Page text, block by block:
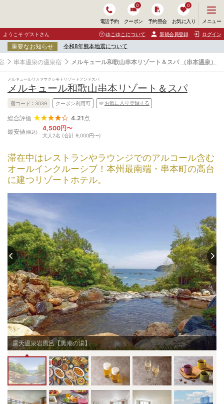
電話予約 クーポン
0
予約照会 お気に入り
0
ニ
ュ
ー
開
く
メニュー
ようこそ ゲストさん ゆこゆこについて 新規会員登録 ログイン
重要なお知らせ 令和8年熊本地震について
串本温泉の温泉宿 メルキュール和歌山串本リゾート＆スパ （串本温泉）
メルキュールワカヤマクシモトリゾートアンドスパ
メルキュール和歌山串本リゾート＆スパ
宿コード : 3039 クーポン利用可 お気に入り登録する
総合評価 4.21 点
最安値(税込)
4,500円〜
大人2名 (合計 9,000円〜)
滞在中はレストランやラウンジでのアルコール含む
オールインクルーシブ！本州最南端・串本町の高台
に建つリゾートホテル。
露天温泉岩風呂【黒潮の湯】